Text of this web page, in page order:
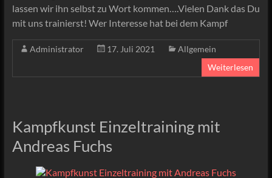
lassen wir ihn selbst zu Wort kommen….Vielen Dank das Du
mit uns trainierst! Wer Interesse hat bei dem Kampf
Administrator 17. Juli 2021
Allgemein
Weiterlesen
Kampfkunst Einzeltraining mit
Andreas Fuchs